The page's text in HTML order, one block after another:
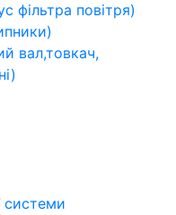
фільтра повітря)
вал,товкач,
системи